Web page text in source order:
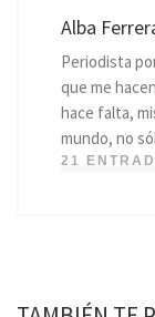
Alba
Periodista
que me
hace falta,
mundo, no
21